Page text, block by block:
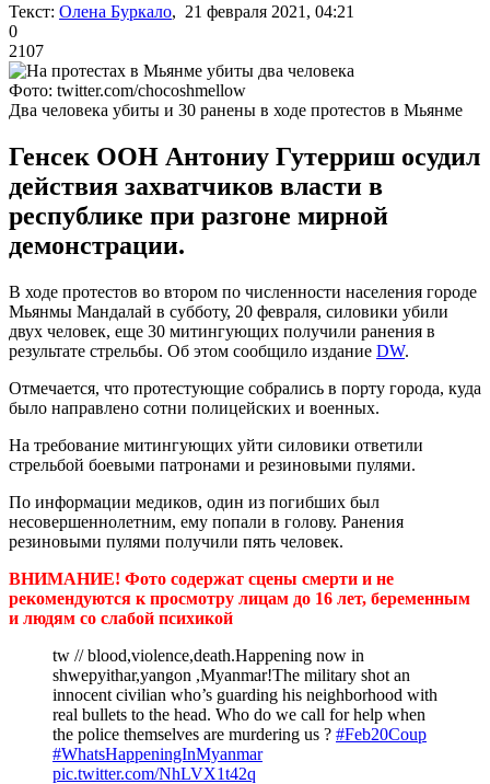
Текст: Олена Буркало, 21 февраля 2021, 04:21
0
2107
Фото: twitter.com/chocoshmellow
Два человека убиты и 30 ранены в ходе протестов в Мьянме
Генсек ООН Антониу Гутерриш осудил
действия захватчиков власти в
республике при разгоне мирной
демонстрации.
В ходе протестов во втором по численности населения городе
Мьянмы Мандалай в субботу, 20 февраля, силовики убили
двух человек, еще 30 митингующих получили ранения в
результате стрельбы. Об этом сообщило издание DW.
Отмечается, что протестующие собрались в порту города, куда
было направлено сотни полицейских и военных.
На требование митингующих уйти силовики ответили
стрельбой боевыми патронами и резиновыми пулями.
По информации медиков, один из погибших был
несовершеннолетним, ему попали в голову. Ранения
резиновыми пулями получили пять человек.
ВНИМАНИЕ! Фото содержат сцены смерти и не
рекомендуются к просмотру лицам до 16 лет, беременным
и людям со слабой психикой
tw // blood,violence,death.Happening now in
shwepyithar,yangon ,Myanmar!The military shot an
innocent civilian who’s guarding his neighborhood with
real bullets to the head. Who do we call for help when
the police themselves are murdering us ? #Feb20Coup
#WhatsHappeningInMyanmar
pic.twitter.com/NhLVX1t42q